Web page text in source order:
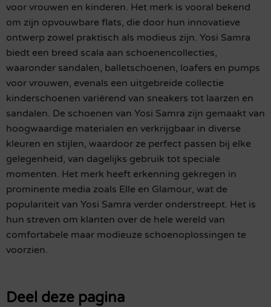
voor vrouwen en kinderen. Het merk is vooral bekend
om zijn opvouwbare flats, die door hun innovatieve
ontwerp zowel praktisch als modieus zijn. Yosi Samra
biedt een breed scala aan schoenencollecties,
waaronder sandalen, balletschoenen, loafers en pumps
voor vrouwen, evenals een uitgebreide collectie
kinderschoenen variërend van sneakers tot laarzen en
sandalen. De schoenen van Yosi Samra zijn gemaakt van
hoogwaardige materialen en verkrijgbaar in diverse
kleuren en stijlen, waardoor ze perfect passen bij elke
gelegenheid, van dagelijks gebruik tot speciale
momenten. Het merk heeft erkenning gekregen in
prominente media zoals Elle en Glamour, wat de
populariteit van Yosi Samra verder onderstreept. Het is
hun streven om klanten over de hele wereld van
comfortabele maar modieuze schoenoplossingen te
voorzien.
Deel deze pagina